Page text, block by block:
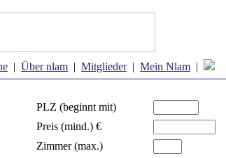
| Über nlam | Mitglieder| Mein Nlam |
PLZ (beginnt mit)
Preis (mind.) €
Zimmer (max.)